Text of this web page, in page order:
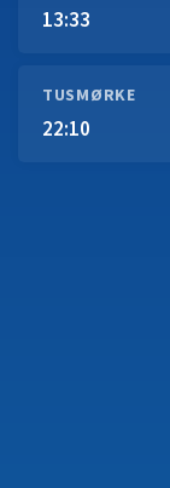
13:33
TUSMØRKE
22:10